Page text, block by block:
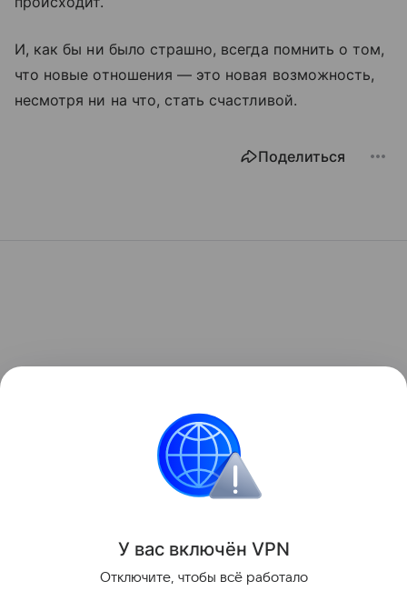
И, как бы ни было страшно, всегда помнить о том,
что новые отношения — это новая возможность,
несмотря ни на что, стать счастливой.
Поделиться
У вас включён VPN
Отключите, чтобы всё работало